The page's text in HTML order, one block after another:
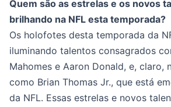
Quem são as estrelas e os novos
brilhando na NFL esta temporada?
Os holofotes desta temporada da
iluminando talentos consagrados
Mahomes e Aaron Donald, e, claro,
como Brian Thomas Jr., que está
da NFL. Essas estrelas e novos